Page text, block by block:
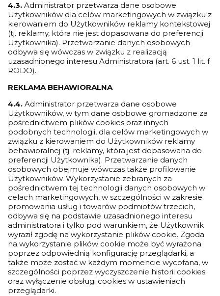
4.3. Administrator przetwarza dane osobowe
Użytkowników dla celów marketingowych w związku z
kierowaniem do Użytkowników reklamy kontekstowej
(tj. reklamy, która nie jest dopasowana do preferencji
Użytkownika). Przetwarzanie danych osobowych
odbywa się wówczas w związku z realizacją
uzasadnionego interesu Administratora (art. 6 ust. 1 lit. f
RODO).
REKLAMA BEHAWIORALNA
4.4. Administrator przetwarza dane osobowe
Użytkowników, w tym dane osobowe gromadzone za
pośrednictwem plików cookies oraz innych
podobnych technologii, dla celów marketingowych w
związku z kierowaniem do Użytkowników reklamy
behawioralnej (tj. reklamy, która jest dopasowana do
preferencji Użytkownika). Przetwarzanie danych
osobowych obejmuje wówczas także profilowanie
Użytkowników. Wykorzystanie zebranych za
pośrednictwem tej technologii danych osobowych w
celach marketingowych, w szczególności w zakresie
promowania usług i towarów podmiotów trzecich,
odbywa się na podstawie uzasadnionego interesu
administratora i tylko pod warunkiem, że Użytkownik
wyraził zgodę na wykorzystanie plików cookie. Zgoda
na wykorzystanie plików cookie może być wyrażona
poprzez odpowiednią konfigurację przeglądarki, a
także może zostać w każdym momencie wycofana, w
szczególności poprzez wyczyszczenie historii cookies
oraz wyłączenie obsługi cookies w ustawieniach
przeglądarki.